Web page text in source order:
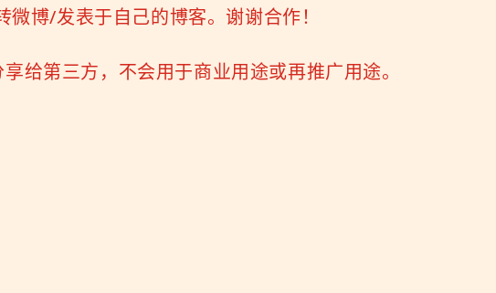
博/发表于自己的博客。谢谢合作！
给第三方，不会用于商业用途或再推广用途。